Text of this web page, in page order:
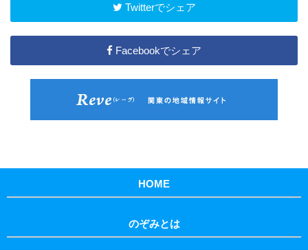
Twitterでシェア
Facebookでシェア
HOME
のぞみとは